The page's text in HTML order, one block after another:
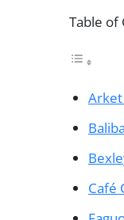
Table of
Arket
Café